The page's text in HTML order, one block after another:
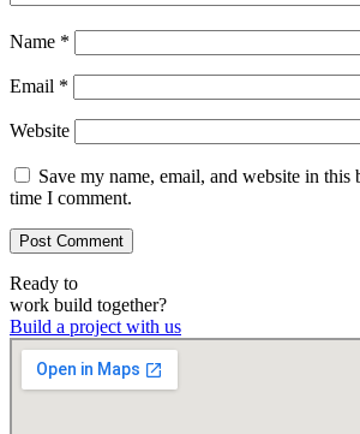
Name *
Email *
Website
Save my name, email, and website in this
time I comment.
Ready to
work build together?
Build a project with us